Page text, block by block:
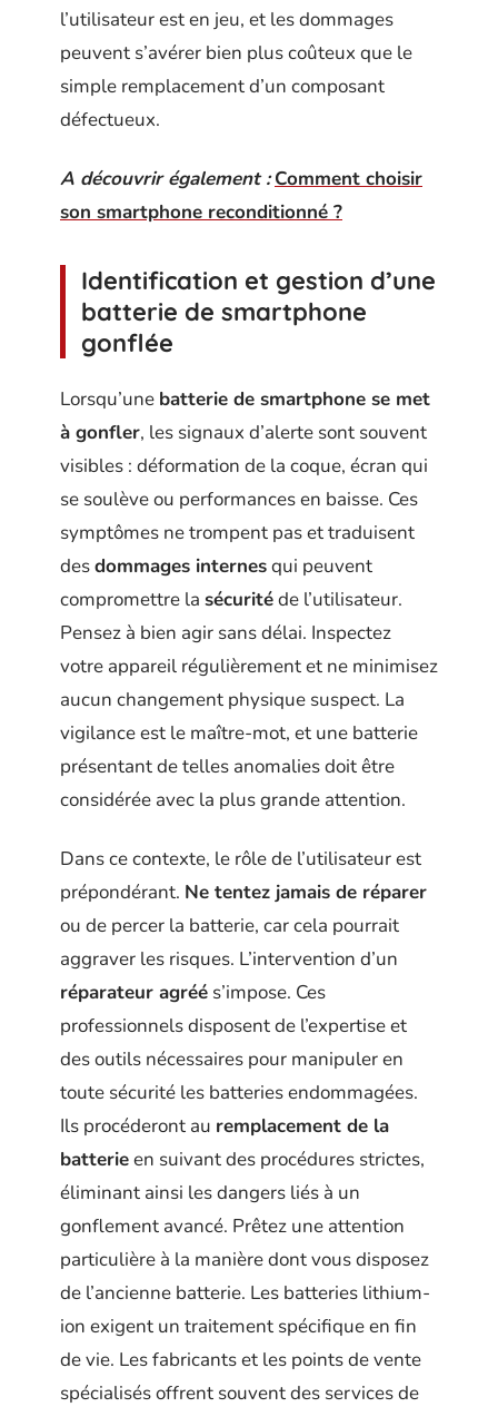
l’utilisateur est en jeu, et les dommages
peuvent s’avérer bien plus coûteux que le
simple remplacement d’un composant
défectueux.
A découvrir également : Comment choisir
son smartphone reconditionné ?
Identification et gestion d’une
batterie de smartphone
gonflée
Lorsqu’une batterie de smartphone se met
à gonfler, les signaux d’alerte sont souvent
visibles : déformation de la coque, écran qui
se soulève ou performances en baisse. Ces
symptômes ne trompent pas et traduisent
desdommages internesqui peuvent
compromettre la sécuritéde l’utilisateur.
Pensez à bien agir sans délai. Inspectez
votre appareil régulièrement et ne minimisez
aucun changement physique suspect. La
vigilance est le maître-mot, et une batterie
présentant de telles anomalies doit être
considérée avec la plus grande attention.
Dans ce contexte, le rôle de l’utilisateur est
prépondérant. Ne tentez jamais de réparer
ou de percer la batterie, car cela pourrait
aggraver les risques. L’intervention d’un
réparateur agréé s’impose. Ces
professionnels disposent de l’expertise et
des outils nécessaires pour manipuler en
toute sécurité les batteries endommagées.
Ils procéderont au remplacement de la
batterieen suivant des procédures strictes,
éliminant ainsi les dangers liés à un
gonflement avancé. Prêtez une attention
particulière à la manière dont vous disposez
de l’ancienne batterie. Les batteries lithium-
ion exigent un traitement spécifique en fin
de vie. Les fabricants et les points de vente
spécialisés offrent souvent des services de